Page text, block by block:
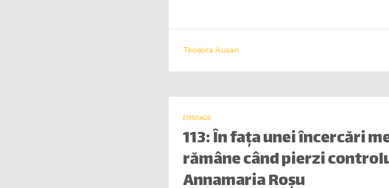
Teodora Ausan
EPISOADE
113: În fața unei încercări
rămâne când pierzi
Annamaria Roșu